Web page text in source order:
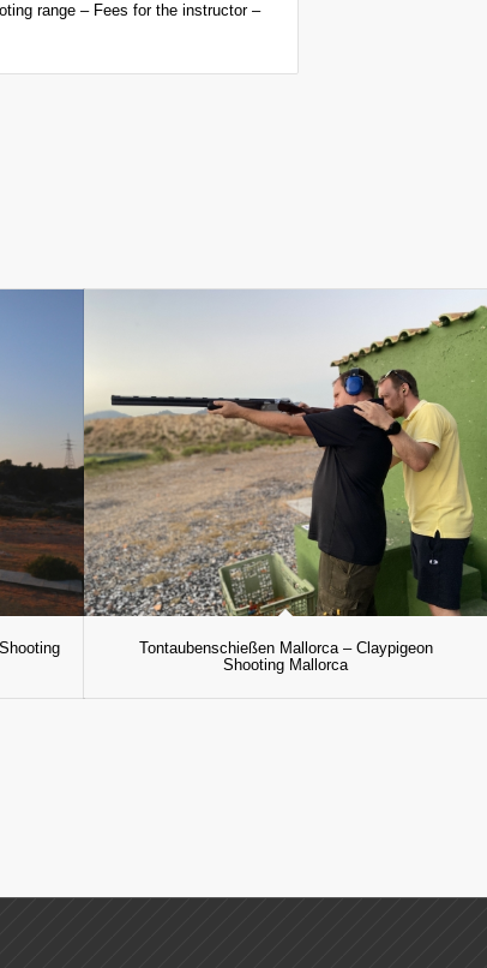
range – Fees for the instructor –
Tontaubenschießen Mallorca – Claypigeon
Shooting Mallorca